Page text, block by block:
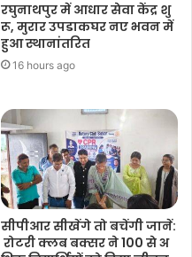
रघुनाथपुर में आधार सेवा केंद्र शु
रू, मुरार उपडाकघर नए भवन में
हुआ स्थानांतरित
16 hours ago
सीपीआर सीखेंगे तो बचेंगी जानें:
रोटरी क्लब बक्सर ने 100 से अ